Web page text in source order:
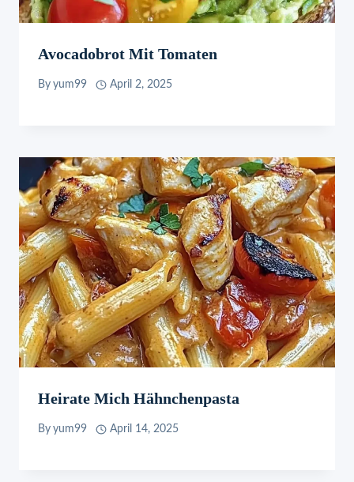
Avocadobrot Mit Tomaten
By yum99 April 2, 2025
Heirate Mich Hähnchenpasta
By yum99 April 14, 2025